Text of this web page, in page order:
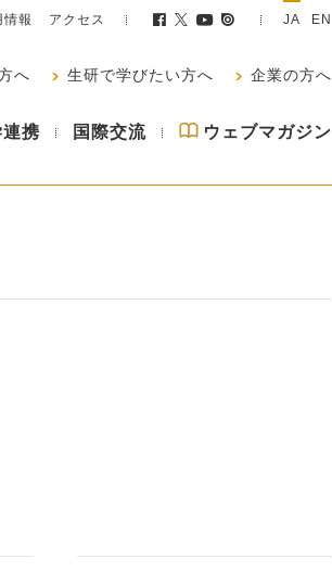
情報 アクセス JA EN
へ 生研で学びたい方へ 企業の方へ
携 国際交流 ウェブマガジン